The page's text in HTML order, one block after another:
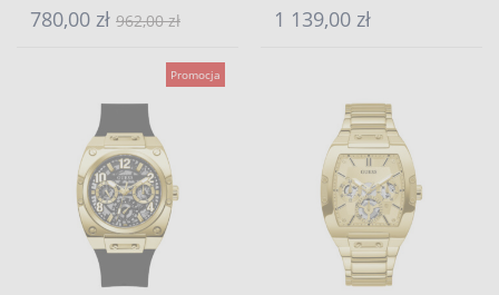
780,00 zł 962,00 zł 1 139,00 zł
Promocja